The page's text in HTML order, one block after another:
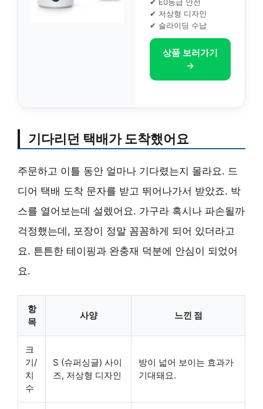
✔ 저상형 디자인
✔ 슬라이딩 수납
상품 보러가기
→
기다리던 택배가 도착했어요
주문하고 이틀 동안 얼마나 기다렸는지 몰라요. 드
디어 택배 도착 문자를 받고 뛰어나가서 받았죠. 박
스를 열어보는데 설렜어요. 가구라 혹시나 파손될까
걱정했는데, 포장이 정말 꼼꼼하게 되어 있더라고
요. 튼튼한 테이핑과 완충재 덕분에 안심이 되었어
요.
항
목
사양 느낀 점
크
기/
치
수
S (슈퍼싱글) 사이
즈, 저상형 디자인
방이 넓어 보이는 효과가
기대돼요.